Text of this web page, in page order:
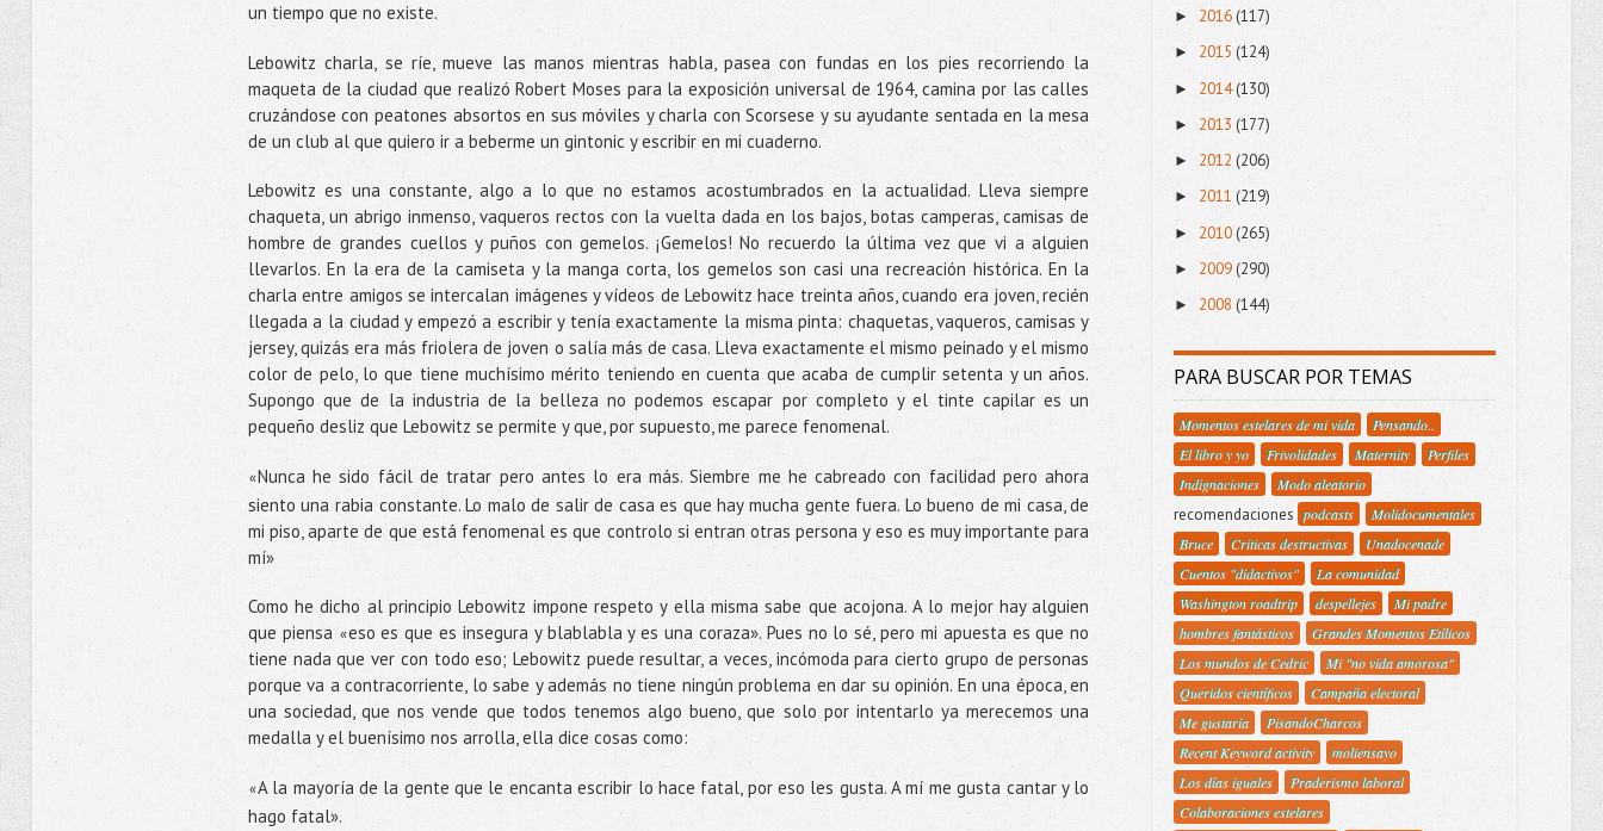
un tiempo que no existe.
Lebowitz charla, se ríe, mueve las manos mientras habla, pasea con fundas en los pies recorriendo la
maqueta de la ciudad que realizó Robert Moses para la exposición universal de 1964, camina por las calles
cruzándose con peatones absortos en sus móviles y charla con Scorsese y su ayudante sentada en la mesa
de un club al que quiero ir a beberme un gintonic y escribir en mi cuaderno.
Lebowitz es una constante, algo a lo que no estamos acostumbrados en la actualidad. Lleva siempre
chaqueta, un abrigo inmenso, vaqueros rectos con la vuelta dada en los bajos, botas camperas, camisas de
hombre de grandes cuellos y puños con gemelos. ¡Gemelos! No recuerdo la última vez que vi a alguien
llevarlos. En la era de la camiseta y la manga corta, los gemelos son casi una recreación histórica. En la
charla entre amigos se intercalan imágenes y vídeos de Lebowitz hace treinta años, cuando era joven, recién
llegada a la ciudad y empezó a escribir y tenía exactamente la misma pinta: chaquetas, vaqueros, camisas y
jersey, quizás era más friolera de joven o salía más de casa. Lleva exactamente el mismo peinado y el mismo
color de pelo, lo que tiene muchísimo mérito teniendo en cuenta que acaba de cumplir setenta y un años.
Supongo que de la industria de la belleza no podemos escapar por completo y el tinte capilar es un
pequeño desliz que Lebowitz se permite y que, por supuesto, me parece fenomenal.
«Nunca he sido fácil de tratar pero antes lo era más. Siembre me he cabreado con facilidad pero ahora
siento una rabia constante. Lo malo de salir de casa es que hay mucha gente fuera. Lo bueno de mi casa, de
mi piso, aparte de que está fenomenal es que controlo si entran otras persona y eso es muy importante para
mí»
Como he dicho al principio Lebowitz impone respeto y ella misma sabe que acojona. A lo mejor hay alguien
que piensa «eso es que es insegura y blablabla y es una coraza». Pues no lo sé, pero mi apuesta es que no
tiene nada que ver con todo eso; Lebowitz puede resultar, a veces, incómoda para cierto grupo de personas
porque va a contracorriente, lo sabe y además no tiene ningún problema en dar su opinión. En una época, en
una sociedad, que nos vende que todos tenemos algo bueno, que solo por intentarlo ya merecemos una
medalla y el buenísimo nos arrolla, ella dice cosas como:
«A la mayoría de la gente que le encanta escribir lo hace fatal, por eso les gusta. A mí me gusta cantar y lo
hago fatal».
► 2016(117)
► 2015 (124)
► 2014(130)
► 2013 (177)
► 2012 (206)
► 2011 (219)
► 2010(265)
► 2009 (290)
► 2008 (144)
PARA BUSCAR POR TEMAS
Momentos estelares de mi vida
Pensando..
El libro y yo
Frivolidades Maternity
Perfiles
Indignaciones
Modo aleatorio
recomendaciones podcasts
Molidocumentales
Bruce
Criticas destructivas
Unadocenade
Cuentos "didactivos"
La comunidad
Washington roadtrip
despellejes
Mi padre
hombres fantásticos
Grandes Momentos Etílicos
Los mundos de Cedric
Mi "no vida amorosa"
Queridos científicos
Campaña electoral
Me gustaría
PisandoCharcos
Recent Keyword activity
moliensayo
Los días iguales
Praderismo laboral
Colaboraciones estelares